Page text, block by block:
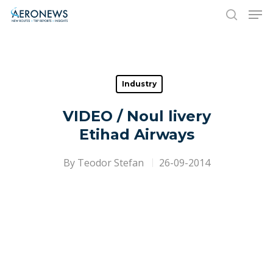
Hit enter to search or ESC to close
Industry
VIDEO / Noul livery
Etihad Airways
By Teodor Stefan 26-09-2014